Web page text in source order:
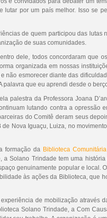
por um país melhor. Isso se
de quem participou das lutas
de suas comunidades.
dele, todos concordaram que
organizada em nossas
não esmorecer diante das
palavra que eu aprendi desde o berço
palestra da Professora Joana
lutando contra a opressão
do Comitê deram seus
Nova Iguaçu, Luiza, no
formação da Biblioteca
Solano Trindade tem uma
genuinamente popular e local.
às ações da Biblioteca, que
de mobilização através
Solano Trindade, a Com